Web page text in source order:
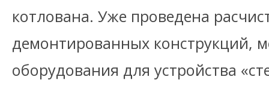
котлована. Уже проведена
демонтированных конструкций,
оборудования для устройства